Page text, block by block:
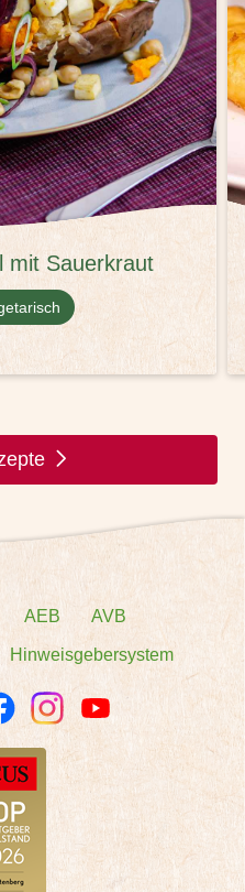
mit Sauerkraut
AEB AVB
Hinweisgebersystem